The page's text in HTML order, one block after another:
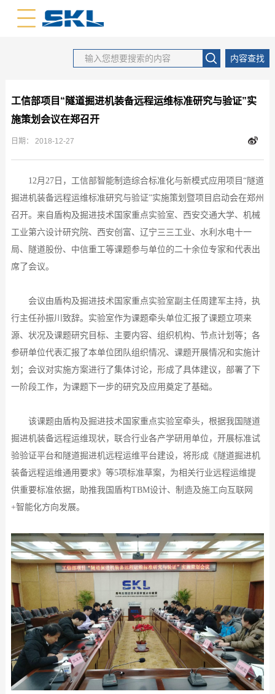
中文版 英文版
内容查找
工信部项目“隧道掘进机装备远程运维标准研究与验证”实
施策划会议在郑召开
日期： 2018-12-27
12月27日，工信部智能制造综合标准化与新模式应用项目“隧道
掘进机装备远程运维标准研究与验证”实施策划暨项目启动会在郑州
召开。来自盾构及掘进技术国家重点实验室、西安交通大学、机械
工业第六设计研究院、西安创富、辽宁三三工业、水利水电十一
局、隧道股份、中信重工等课题参与单位的二十余位专家和代表出
席了会议。
会议由盾构及掘进技术国家重点实验室副主任周建军主持，执
行主任孙振川致辞。实验室作为课题牵头单位汇报了课题立项来
源、状况及课题研究目标、主要内容、组织机构、节点计划等；各
参研单位代表汇报了本单位团队组织情况、课题开展情况和实施计
划；会议对实施方案进行了集体讨论，形成了具体建议，部署了下
一阶段工作，为课题 下一步的研究及应用奠定了基础。
该课题由盾构及掘进技术国家重点实验室牵头，根据我国隧道
掘进机装备远程运维现状，联合行业各产学研用单位，开展标准试
验验证平台和隧道掘进机远程运维平台建设，将形成《隧道掘进机
装备远程运维通用要求》等5项标准草案，为相关行业远程运维提
供重要标准依据，助推我国盾构TBM设计、制造及施工向互联网
+智能化方向发展。